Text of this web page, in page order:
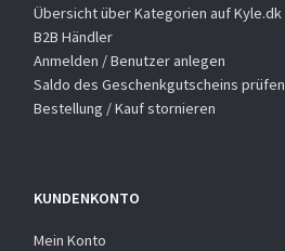
Übersicht über Kategorien auf Kyle.dk
B2B Händler
Anmelden / Benutzer anlegen
Saldo des Geschenkgutscheins prüfen
Bestellung / Kauf stornieren
KUNDENKONTO
Mein Konto